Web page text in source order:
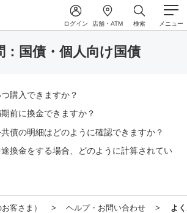
ログイン 店舗・ATM 検索 メニュー
：国債・個人向け国債
購入できますか？
前に換金できますか？
債の明細はどのように確認できますか？
換金をする場合、どのように計算されてい
客さま） ヘルプ・お問い合わせ よ